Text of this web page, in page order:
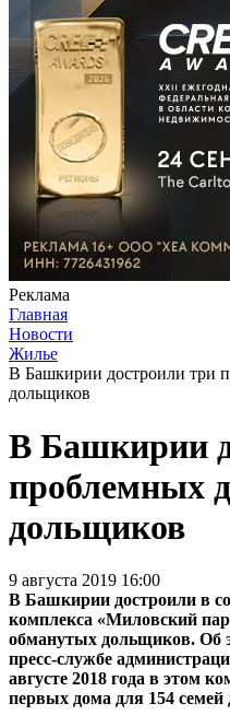
Реклама
Главная
Новости
Жилье
В Башкирии достроили три
дольщиков
В Башкирии
проблемных
дольщиков
9 августа 2019 16:00
В Башкирии достроили в
комплекса «Миловский
обманутых дольщиков. Об
пресс-службе
августе 2018 года в этом
первых дома для 154